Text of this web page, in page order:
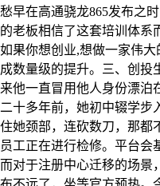
愁早在高通骁龙865发布之
的老板相信了这套培训体系
如果你想创业,想做一家伟
成数量级的提升。三、创投
来他一直冒用他人身份漂泊
二十多年前，她初中辍学步
住她颈部，连砍数刀，那都
员工正在进行检修。平台会
而对于注册中心迁移的场景